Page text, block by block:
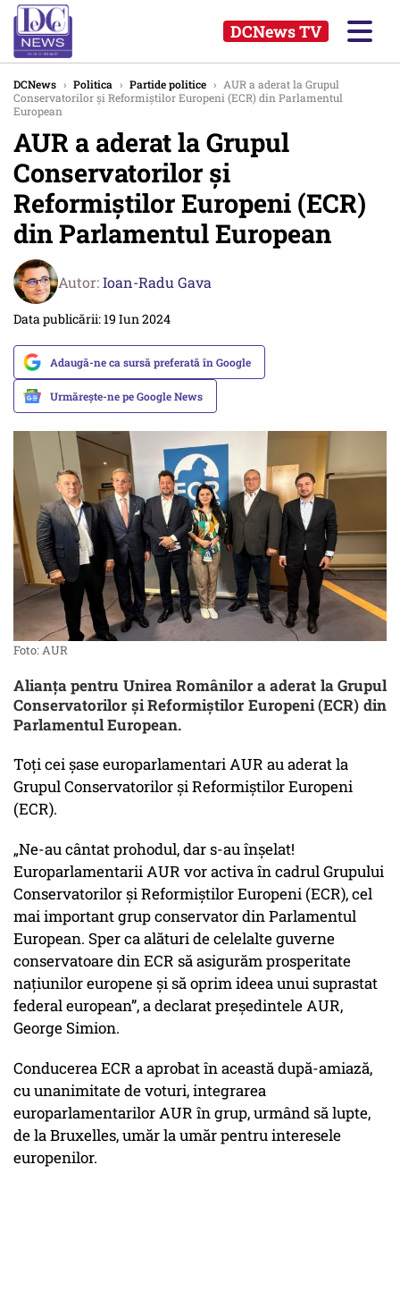
DCNews TV
DCNews › Politica › Partide politice › AUR a aderat la Grupul
Conservatorilor și Reformiștilor Europeni (ECR) din Parlamentul
European
AUR a aderat la Grupul
Conservatorilor și
Reformiștilor Europeni (ECR)
din Parlamentul European
Autor:Ioan-Radu Gava
Data publicării: 19 Iun 2024
Adaugă-ne ca sursă preferată în Google
Urmărește-ne pe Google News
Foto: AUR
Alianța pentru Unirea Românilor a aderat la Grupul
Conservatorilor și Reformiștilor Europeni (ECR) din
Parlamentul European.
Toți cei șase europarlamentari AUR au aderat la
Grupul Conservatorilor și Reformiștilor Europeni
(ECR).
„Ne-au cântat prohodul, dar s-au înșelat!
Europarlamentarii AUR vor activa în cadrul Grupului
Conservatorilor și Reformiștilor Europeni (ECR), cel
mai important grup conservator din Parlamentul
European. Sper ca alături de celelalte guverne
conservatoare din ECR să asigurăm prosperitate
națiunilor europene și să oprim ideea unui suprastat
federal european”, a declarat președintele AUR,
George Simion.
Conducerea ECR a aprobat în această după-amiază,
cu unanimitate de voturi, integrarea
europarlamentarilor AUR în grup, urmând să lupte,
de la Bruxelles, umăr la umăr pentru interesele
europenilor.